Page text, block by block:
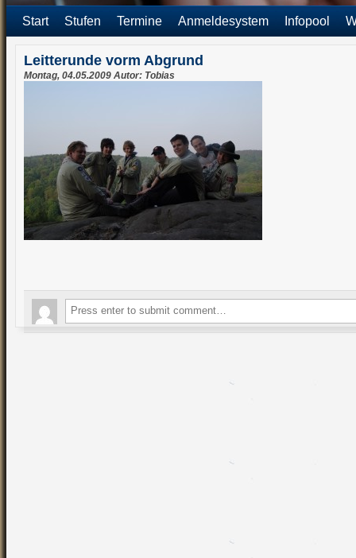
Start Stufen Termine Anmeldesystem Infopool
Leitterunde vorm Abgrund
Montag, 04.05.2009 Autor: Tobias